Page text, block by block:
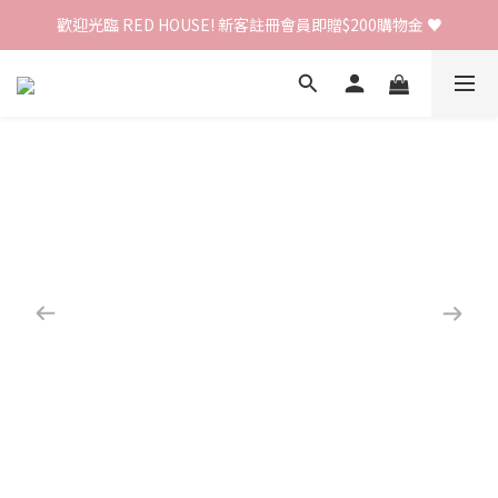
歡迎光臨 RED HOUSE! 新客註冊會員即贈$200購物金 ♥
歡迎光臨 RED HOUSE! 新客註冊會員即贈$200購物金 ♥
全館單筆訂單滿 $2000 免運 🚚